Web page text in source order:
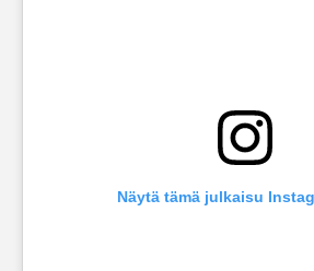
Näytä tämä julkaisu